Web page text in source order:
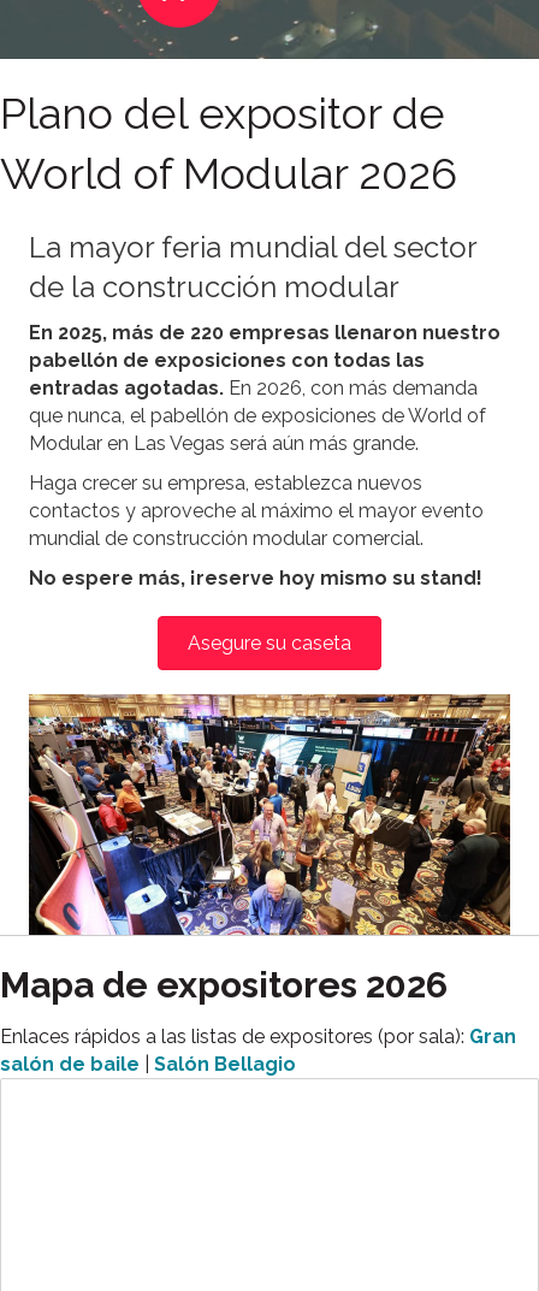
Plano del expositor de
World of Modular 2026
La mayor feria mundial del sector
de la construcción modular
En 2025, más de 220 empresas llenaron nuestro
pabellón de exposiciones con todas las
entradas agotadas. En 2026, con más demanda
que nunca, el pabellón de exposiciones de World of
Modular en Las Vegas será aún más grande.
Haga crecer su empresa, establezca nuevos
contactos y aproveche al máximo el mayor evento
mundial de construcción modular comercial.
No espere más, ¡reserve hoy mismo su stand!
Asegure su caseta
Mapa de expositores 2026
Enlaces rápidos a las listas de expositores (por sala): Gran
salón de baile
Salón Bellagio